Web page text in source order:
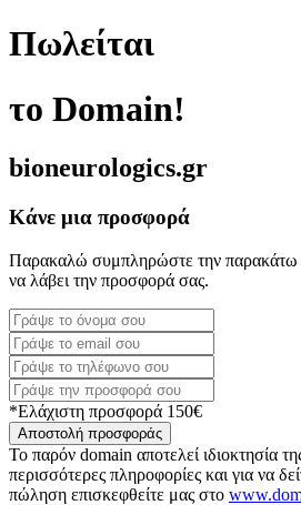
Πωλείται
το Domain!
bioneurologics.gr
Κάνε μια προσφορά
Παρακαλώ συμπληρώστε την
να λάβει την προσφορά σας.
*Ελάχιστη προσφορά 150€
Αποστολή προσφοράς
Το παρόν domain αποτελεί ιδιοκτησία
περισσότερες πληροφορίες και για να
πώληση επισκεφθείτε μας στο